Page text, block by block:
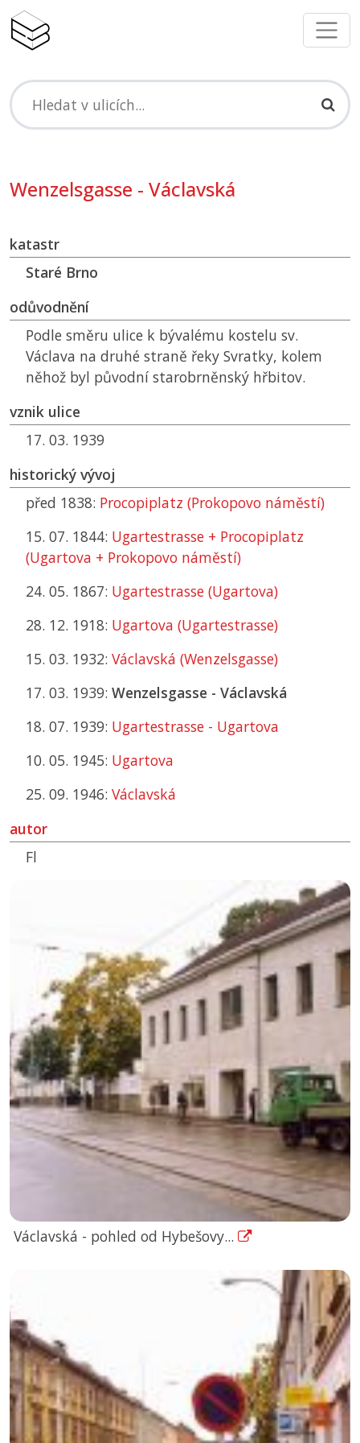
Wenzelsgasse - Václavská
katastr
Staré Brno
odůvodnění
Podle směru ulice k bývalému kostelu sv.
Václava na druhé straně řeky Svratky, kolem
něhož byl původní starobrněnský hřbitov.
vznik ulice
17. 03. 1939
historický vývoj
před 1838: Procopiplatz (Prokopovo náměstí)
15. 07. 1844: Ugartestrasse + Procopiplatz
(Ugartova + Prokopovo náměstí)
24. 05. 1867: Ugartestrasse (Ugartova)
28. 12. 1918: Ugartova (Ugartestrasse)
15. 03. 1932: Václavská (Wenzelsgasse)
17. 03. 1939: Wenzelsgasse - Václavská
18. 07. 1939: Ugartestrasse - Ugartova
10. 05. 1945: Ugartova
25. 09. 1946: Václavská
autor
Fl
Václavská - pohled od Hybešovy...